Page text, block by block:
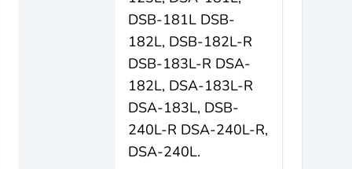
DSB-181L DSB-
182L, DSB-182L-R
DSB-183L-R DSA-
182L, DSA-183L-R
DSA-183L, DSB-
240L-R DSA-240L-R,
DSA-240L.